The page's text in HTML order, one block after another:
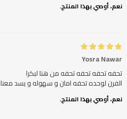
نعم، أوصي بهذا المنتج.
Yosra Nawar
الفرن لوحده تحفه امان و سهوله و يسد معنا
نعم، أوصي بهذا المنتج.